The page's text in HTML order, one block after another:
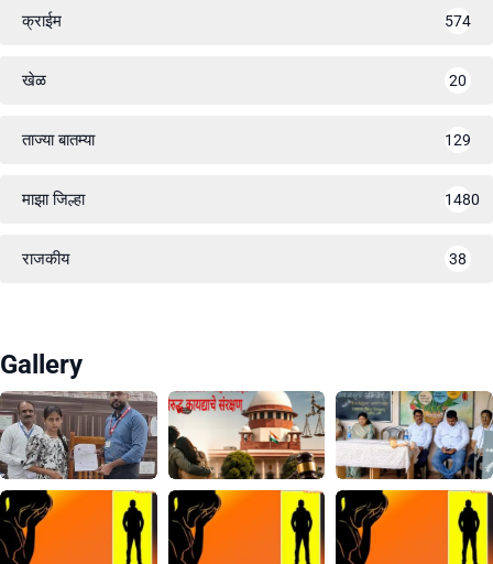
क्राईम 574
खेळ 20
ताज्या बातम्या 129
माझा जिल्हा 1480
राजकीय 38
Gallery